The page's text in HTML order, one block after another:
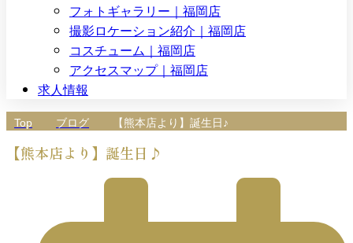
フォトギャラリー｜福岡店
撮影ロケーション紹介｜福岡店
コスチューム｜福岡店
アクセスマップ｜福岡店
求人情報
Top ブログ 【熊本店より】誕生日♪
【熊本店より】誕生日♪